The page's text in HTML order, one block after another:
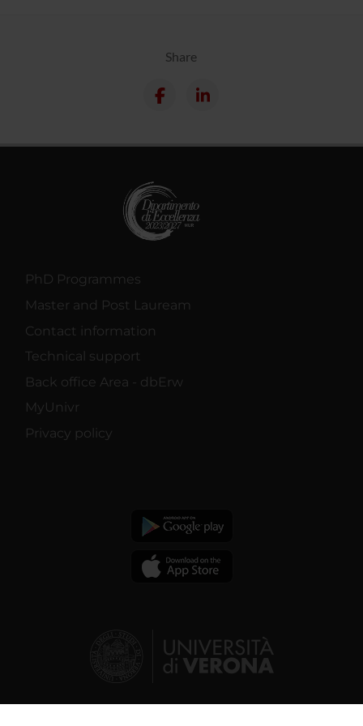
Share
PhD Programmes
Master and Post Lauream
Contact information
Technical support
Back office Area - dbErw
MyUnivr
Privacy policy